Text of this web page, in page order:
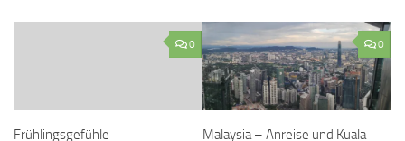
0
Frühlingsgefühle
0
Malaysia – Anreise und Kuala